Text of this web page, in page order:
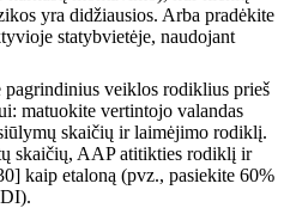
yra didžiausios. Arba pradėkite
statybvietėje, naudojant
pagrindinius veiklos rodiklius prieš
matuokite vertintojo valandas
skaičių ir laimėjimo rodiklį.
skaičių, AAP atitikties rodiklį ir
kaip etaloną (pvz., pasiekite 60%